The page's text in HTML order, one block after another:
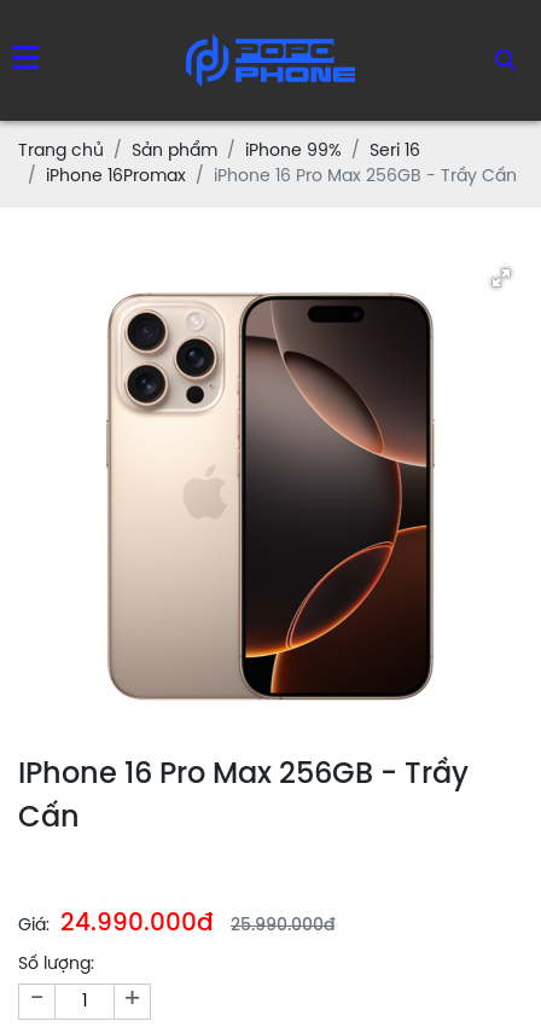
Trang chủ Sản phẩm iPhone 99%
Seri 16
iPhone 16Promax
iPhone 16 Pro Max 256GB - Trầy Cấn
IPhone 16 Pro Max 256GB - Trầy
Cấn
Giá: 24.990.000đ 25.990.000đ
Số lượng:
- +